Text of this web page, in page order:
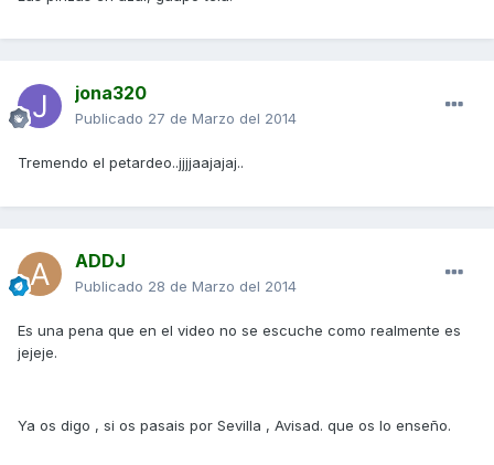
jona320
Publicado 27 de Marzo del 2014
Tremendo el petardeo..jjjjaajajaj..
ADDJ
Publicado 28 de Marzo del 2014
Es una pena que en el video no se escuche como realmente es
jejeje.
Ya os digo , si os pasais por Sevilla , Avisad. que os lo enseño.